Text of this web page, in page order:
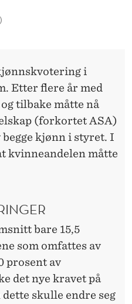
i
Etter flere år med
tilbake måtte nå
(forkortet ASA)
kjønn i styret. I
kvinneandelen måtte
bare 15,5
som omfattes av
prosent av
det nye kravet på
skulle endre seg